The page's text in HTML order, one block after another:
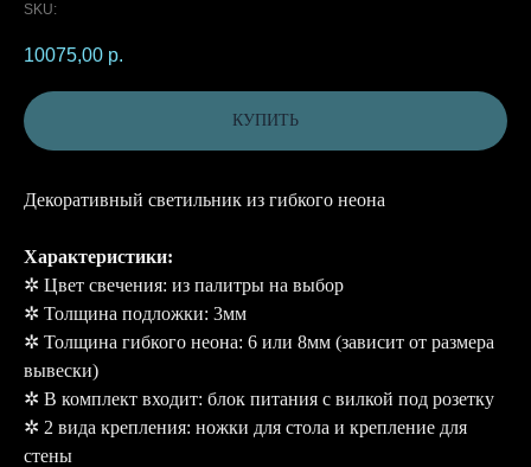
SKU:
10075,00 р.
КУПИТЬ
Декоративный светильник из гибкого неона
Характеристики:
✲ Цвет свечения: из палитры на выбор
✲ Толщина подложки: 3мм
✲ Толщина гибкого неона: 6 или 8мм (зависит от размера
вывески)
✲ В комплект входит: блок питания с вилкой под розетку
✲ 2 вида крепления: ножки для стола и крепление для
стены